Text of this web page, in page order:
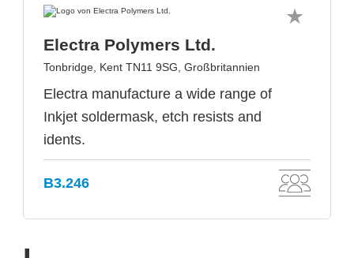
Electra Polymers Ltd.
Tonbridge, Kent TN11 9SG, Großbritannien
Electra manufacture a wide range of
Inkjet soldermask, etch resists and
idents.
B3.246